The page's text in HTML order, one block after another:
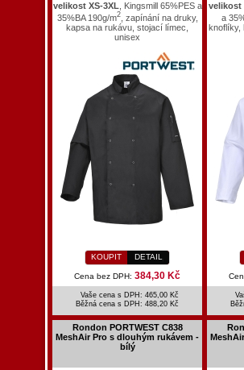
velikost XS-3XL , Kingsmill 65%PES a
35%BA 190g/m2, zapínání na druky,
kapsa na rukávu, stojací límec,
unisex
KOUPIT DETAIL
Cena bez DPH: 384,30 Kč
Vaše cena s DPH: 465,00 Kč
Běžná cena s DPH: 488,20 Kč
velikost
a
knoflíky,
Rondon PORTWEST C838
MeshAir Pro s dlouhým rukávem -
bílý